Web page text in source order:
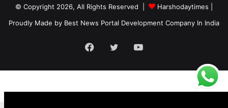
© Copyright 2026, All Rights Reserved | Harshodaytimes
Proudly Made by Best News Portal Development Company In India
Facebook
TwitterYouTube